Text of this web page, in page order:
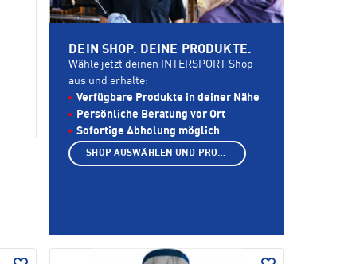
DEIN SHOP. DEINE PRODUKTE.
Wähle jetzt deinen INTERSPORT Shop
aus und erhalte:
Verfügbare Produkte in deiner Nähe
Persönliche Beratung vor Ort
Sofortige Abholung möglich
SHOP AUSWÄHLEN UND PRODUKTE ANZEIGEN